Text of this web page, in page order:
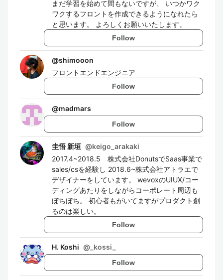
まだ学習を始めて間もないですが、 いつかワク
ワクするフロントを作成できるようになれたら
と思います。 よろしくお願いいたします。
Follow
@shimooon
フロントエンドエンジニア
Follow
@madmars
Follow
圭悟 新垣 @keigo_arakaki
2017.4~2018.5 株式会社DonutsでSaas事業で
sales/csを経験し 2018.6~株式会社アトラエで
デザイナーをしています。 wevoxのUIUX/コー
ディングあたりをしながらコーポレート周辺も
ぼちぼち。 初心者もがいてますがプロダクト創
るのは楽しい。
Follow
H. Koshi @ _kossi_
Follow